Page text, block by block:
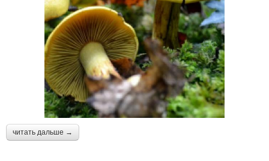
читать дальше →